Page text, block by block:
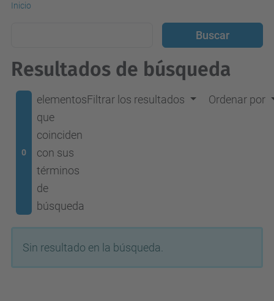
Inicio
Resultados de búsqueda
0
elementos
que
coinciden
con sus
términos
de
búsqueda
Filtrar los resultados Ordenar por
Sin resultado en la búsqueda.